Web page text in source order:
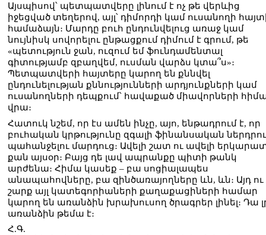
Այսպիսով՝ պետպատվերը լինում է ոչ թե վերևից
իջեցված տեղերով, այլ՝ դիմորդի կամ ուսանողի
համաձայն։ Մարդը բուհ ընդունվելուց առաջ կամ
նույնիսկ սովորելու ընթացքում դիմում է գրում, թե
«պետություն ջան, ուզում եմ ֆունդամենտալ
գիտությամբ զբաղվեմ, ուսման վարձս կտա՞ս»։
Պետպատվերի հայտերը կարող են քննվել
ընդունելության քննությունների արդյունքների կամ
ուսանողների դեպքում՝ հավաքած միավորների
վրա։
Հատուկ նշեմ, որ էս ամեն ինչը, այո, ենթադրում է, որ
բուհական կրթությունը զգալի ֆինանսական
պահանջելու մարդուց։ Ավելի շատ ու ավելի
քան այսօր։ Բայց դե լավ ապրանքը պիտի թանկ
արժենա։ Հիմա կասեք – բա սոցիալապես
անապահովները, բա զինծառայողները ևն, ևն։ Այդ ու
շարք այլ կատեգորիաների քաղաքացիների համար
կարող են առանձին խրախուսող ծրագրեր լինել։ Դա
առանձին թեմա է։
Հ.Գ.